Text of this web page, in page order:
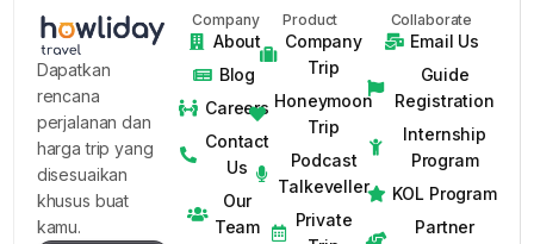
Dapatkan
rencana
perjalanan dan
harga trip yang
disesuaikan
khusus buat
kamu.
Company
About
Blog
Careers
Contact
Us
Our
Team
Product
Company
Trip
Honeymoon
Trip
Podcast
Talkeveller
Private
Collaborate
Email Us
Guide
Registration
Internship
Program
KOL Program
Partner